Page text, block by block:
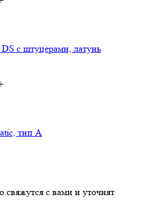
с штуцерами, латунь
тип A
с вами и уточнят